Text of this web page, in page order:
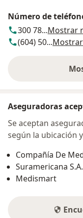
Número de
300 78...Mostrar
(604) 50...
Aseguradoras
Se aceptan
según la ubicación
Compañía De
Suramericana S.A.
Medismart